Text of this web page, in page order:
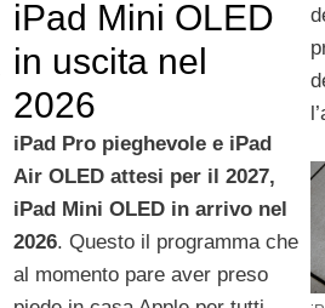
iPad Mini OLED
in uscita nel
2026
iPad Pro pieghevole e iPad
Air OLED attesi per il 2027,
iPad Mini OLED in arrivo nel
2026. Questo il programma che
al momento pare aver preso